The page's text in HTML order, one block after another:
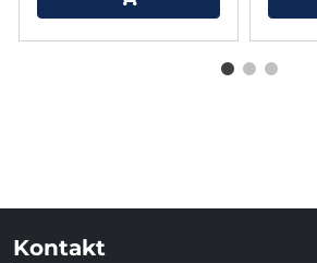
Kontakt